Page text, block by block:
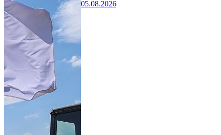
05.08.2026